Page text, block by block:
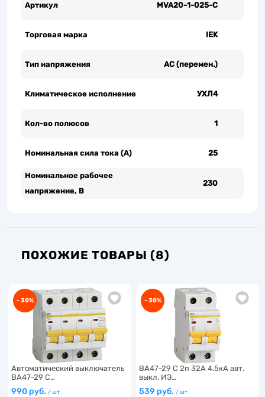
Артикул MVA20-1-025-C
Торговая марка IEK
Тип напряжения AC (перемен.)
Климатическое исполнение УХЛ4
Кол-во полюсов 1
Номинальная сила тока (А) 25
Номинальное рабочее
напряжение, В
230
ПОХОЖИЕ ТОВАРЫ (8)
- 30%
Автоматический выключатель
ВА47-29 C…
990 руб. / шт
- 30%
ВА47-29 C 2п 32А 4.5кА авт.
выкл. ИЭ…
539 руб. / шт